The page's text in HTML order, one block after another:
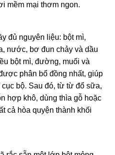
mềm mại thơm ngon.
đủ nguyên liệu: bột mì,
nước, bơ đun chảy và dầu
bột mì, đường, muối và
phân bổ đồng nhất, giúp
cục bộ. Sau đó, từ từ đổ sữa,
hợp khô, dùng thìa gỗ hoặc
cả hòa quyện thành khối